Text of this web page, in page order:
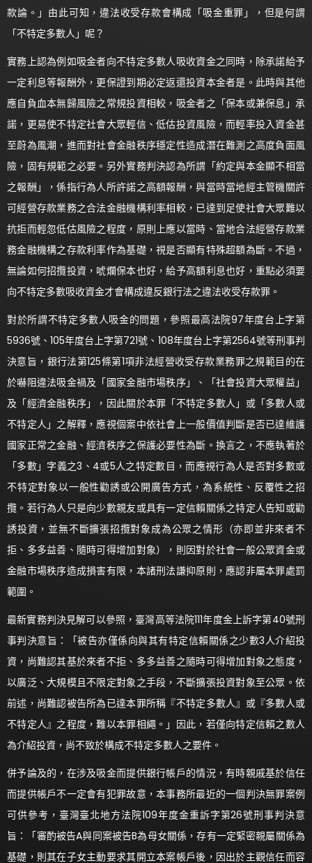
款論。」由此可知，違法收受存款會構成「吸金重罪」，但是何謂
「不特定多數人」呢？
實務上認為例如吸金者向不特定多數人吸收資金之同時，除承諾給予
一定利息等報酬外，更保證到期必定返還投資本金者是。此時與其他
應自負血本無歸風險之常規投資相較，吸金者之「保本或兼保息」承
諾，更易使不特定社會大眾輕信、低估投資風險，而輕率投入資金甚
至蔚為風潮，進而對社會金融秩序穩定性造成潛在難測之高度負面風
險，固有規範之必要。另外實務判決認為所謂「約定與本金顯不相當
之報酬」，係指行為人所許諾之高額報酬，與當時當地經主管機關許
可經營存款業務之合法金融機構利率相較，已達到足使社會大眾難以
抗拒而輕忽低估風險之程度，原則上應以當時、當地合法經營存款業
務金融機構之存款利率作為基礎，視是否顯有特殊超額為斷。不過，
無論如何招攬投資，唬爛保本也好，給予高額利息也好，重點必須要
向不特定多數吸收資金才會構成違反銀行法之違法收受存款罪。
對於所謂不特定多數人吸金的問題，參照最高法院97年度台上字第
5936號、105年度台上字第721號、108年度台上字第2564號等刑事判
決意旨，銀行法第125條第1項非法經營收受存款業務罪之規範目的在
於嚇阻違法吸金禍及「國家金融市場秩序」、「社會投資大眾權益」
及「經濟金融秩序」，因此關於本罪「不特定多數人」或「多數人或
不特定人」之解釋，應視個案中依社會上一般價值判斷是否已達維護
國家正常之金融、經濟秩序之保護必要性為斷。換言之，不應執著於
「多數」字義之3、4或5人之特定數目，而應視行為人是否對多數或
不特定對象以一般性勸誘或公開廣告方式，為系統性、反覆性之招
攬。若行為人只是向少數親友或具有一定信賴關係之特定人告知或勸
誘投資，並無不斷擴張招攬對象成為公眾之情形（亦即並非來者不
拒、多多益善、隨時可得增加對象），則因對於社會一般公眾資金或
金融市場秩序造成損害有限，本諸刑法謙抑原則，應認非屬本罪處罰
範圍。
最新實務判決見解可以參照，臺灣高等法院111年度金上訴字第40號刑
事判決意旨：「被告亦僅係向與其有特定信賴關係之少數3人介紹投
資，尚難認其基於來者不拒、多多益善之隨時可得增加對象之態度，
以廣泛、大規模且不限定對象之手段，不斷擴張投資對象至公眾。依
前述，尚難認被告所為已達本罪所稱『不特定多數人』或『多數人或
不特定人』之程度，難以本罪相繩。」因此，若僅向特定信賴之數人
為介紹投資，尚不致於構成不特定多數人之要件。
併予論及的，在涉及吸金而提供銀行帳戶的情況，有時親戚基於信任
而提供帳戶不一定會有犯罪故意，本事務所最近的一個判決無罪案例
可供參考，臺灣臺北地方法院109年度金重訴字第26號刑事判決意
旨：「審酌被告A與同案被告B為母女關係，存有一定緊密親屬關係為
基礎，則其在子女主動要求其開立本案帳戶後，因出於主觀信任而容